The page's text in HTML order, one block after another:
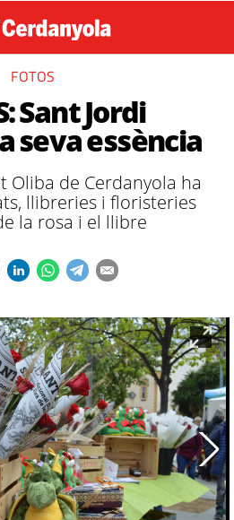
FOTOS
Sant Jordi
seva essència
Oliba de Cerdanyola ha
llibreries i floristeries
la rosa i el llibre